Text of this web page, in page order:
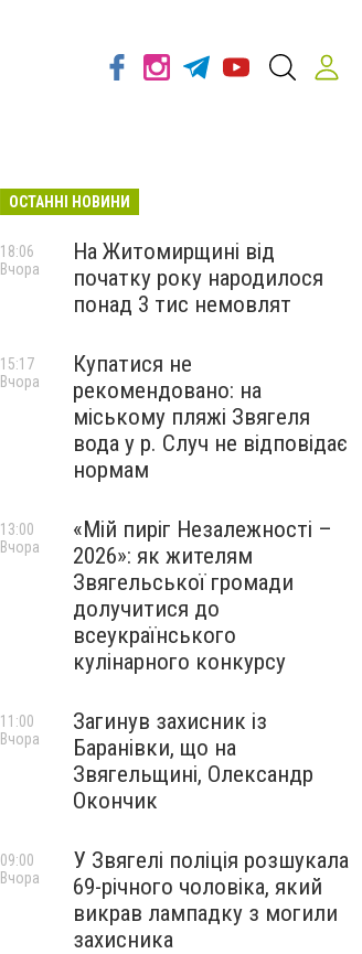
ОСТАННІ НОВИНИ
На Житомирщині від
початку року народилося
понад 3 тис немовлят
18:06
Вчора
Купатися не
рекомендовано: на
міському пляжі Звягеля
вода у р. Случ не відповідає
нормам
15:17
Вчора
«Мій пиріг Незалежності –
2026»: як жителям
Звягельської громади
долучитися до
всеукраїнського
кулінарного конкурсу
13:00
Вчора
Загинув захисник із
Баранівки, що на
Звягельщині, Олександр
Окончик
11:00
Вчора
У Звягелі поліція розшукала
69-річного чоловіка, який
викрав лампадку з могили
захисника
09:00
Вчора